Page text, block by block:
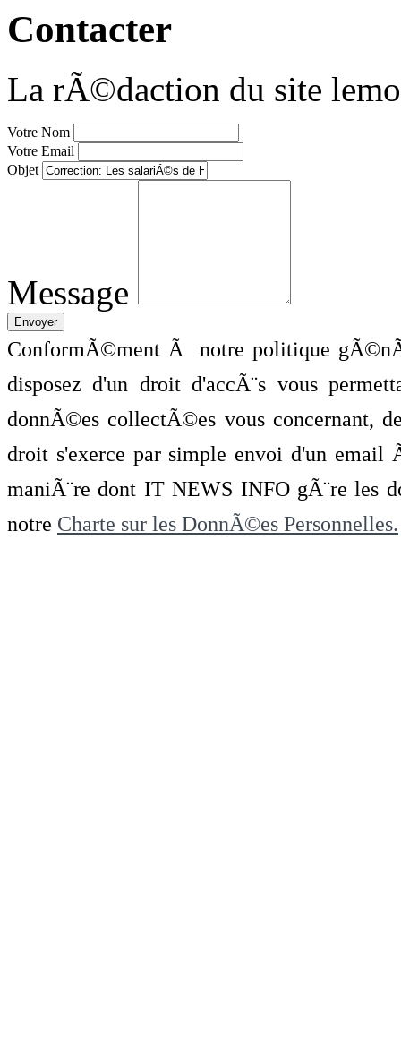
Contacter
La rÃ©daction du site
Votre Nom
Votre Email
Objet
Message
ConformÃ©ment Ã notre politique
disposez d'un droit d'accÃ¨s vous
donnÃ©es collectÃ©es vous concernant,
droit s'exerce par simple envoi d'un
maniÃ¨re dont IT NEWS INFO gÃ¨re les
notre Charte sur les DonnÃ©es Personnelles.